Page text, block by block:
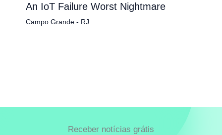
An IoT Failure Worst Nightmare
Campo Grande - RJ
Receber notícias grátis